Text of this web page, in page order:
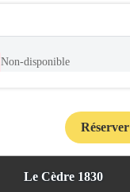
Non-disponible
Réserver
Le Cèdre 1830